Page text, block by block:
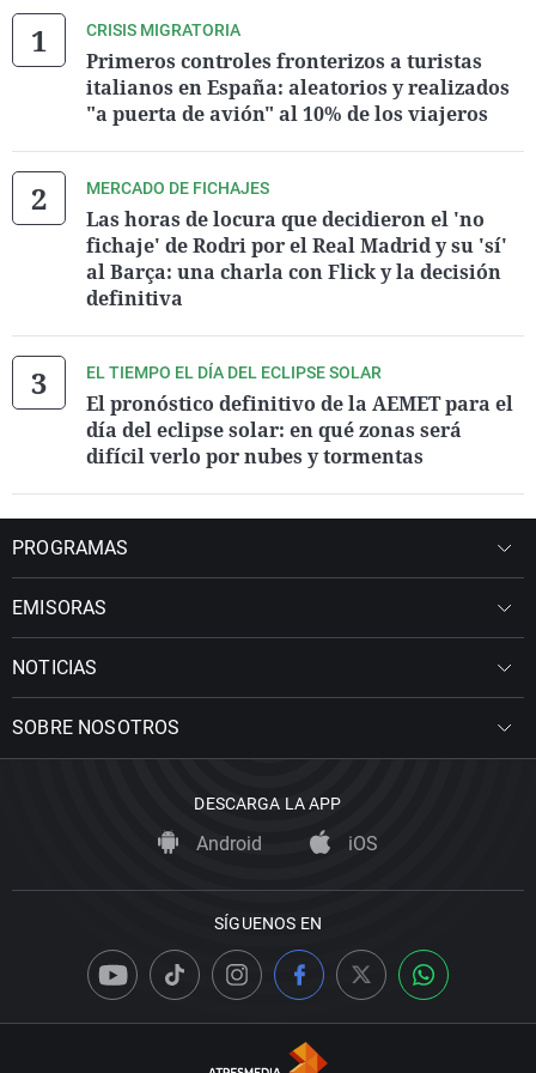
CRISIS MIGRATORIA
Primeros controles fronterizos a turistas
italianos en España: aleatorios y realizados
"a puerta de avión" al 10% de los viajeros
MERCADO DE FICHAJES
Las horas de locura que decidieron el 'no
fichaje' de Rodri por el Real Madrid y su 'sí'
al Barça: una charla con Flick y la decisión
definitiva
EL TIEMPO EL DÍA DEL ECLIPSE SOLAR
El pronóstico definitivo de la AEMET para el
día del eclipse solar: en qué zonas será
difícil verlo por nubes y tormentas
PROGRAMAS
EMISORAS
NOTICIAS
SOBRE NOSOTROS
DESCARGA LA APP
Android iOS
SÍGUENOS EN